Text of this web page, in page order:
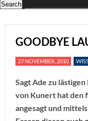
GOODBYE
27 NOVEMBER, 2010
Sagt Ade zu
von Kunert hat den
angesagt und